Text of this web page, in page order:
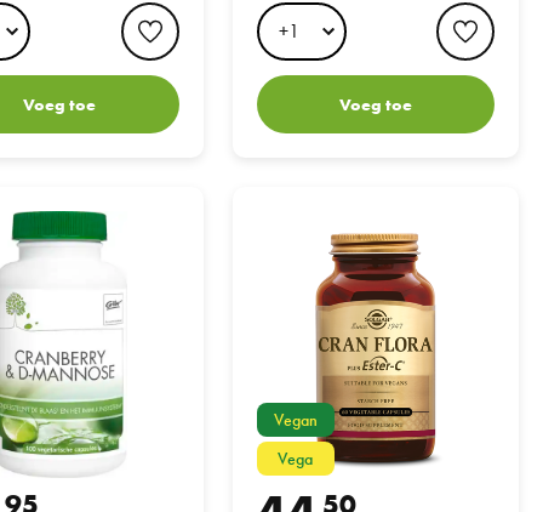
favorite button
Voeg toe Voeg toe
Vegan
Vega